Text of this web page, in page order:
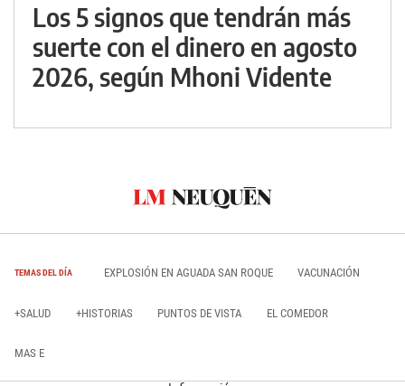
Los 5 signos que tendrán más
suerte con el dinero en agosto
2026, según Mhoni Vidente
TEMAS DEL DÍA EXPLOSIÓN EN AGUADA SAN ROQUE VACUNACIÓN
+SALUD +HISTORIAS PUNTOS DE VISTA EL COMEDOR
MAS E